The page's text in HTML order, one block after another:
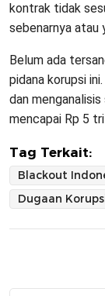
kontrak tidak
sebenarnya atau
Belum ada
pidana korupsi
dan
mencapai Rp 5
Tag Terkait:
Blackout